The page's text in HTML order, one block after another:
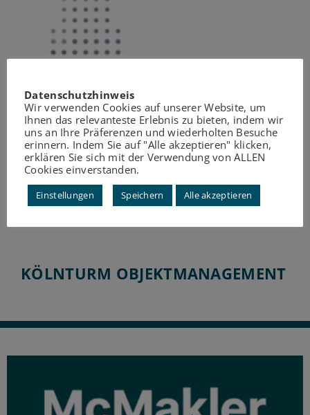
KÖLNTURM OBJEKTMANAGEMENT
Datenschutzhinweis
Wir verwenden Cookies auf unserer Website, um
Ihnen das relevanteste Erlebnis zu bieten, indem wir
uns an Ihre Präferenzen und wiederholten Besuche
erinnern. Indem Sie auf "Alle akzeptieren" klicken,
erklären Sie sich mit der Verwendung von ALLEN
Cookies einverstanden.
Einstellungen Speichern Alle akzeptieren